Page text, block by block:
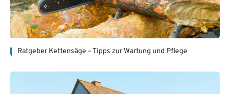
Ratgeber Kettensäge – Tipps zur Wartung und Pflege